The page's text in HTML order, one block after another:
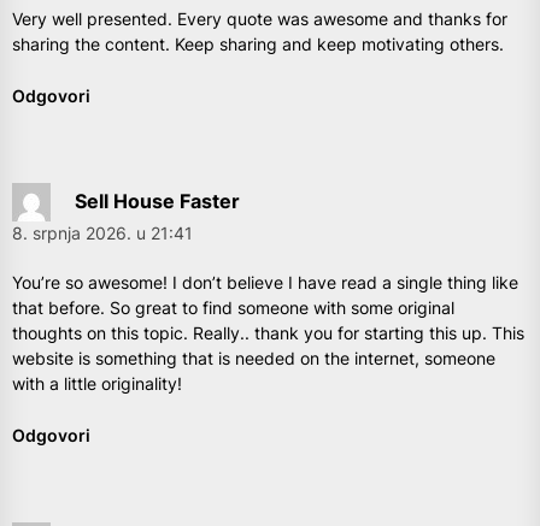
Very well presented. Every quote was awesome and thanks for
sharing the content. Keep sharing and keep motivating others.
Odgovori
Sell House Faster
8. srpnja 2026. u 21:41
You’re so awesome! I don’t believe I have read a single thing like
that before. So great to find someone with some original
thoughts on this topic. Really.. thank you for starting this up. This
website is something that is needed on the internet, someone
with a little originality!
Odgovori